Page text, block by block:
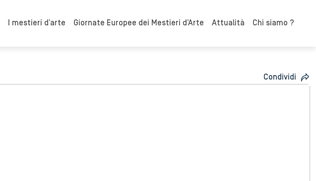
I mestieri d’arte Giornate Europee dei Mestieri d’Arte Attualità Chi siamo ?
Condividi